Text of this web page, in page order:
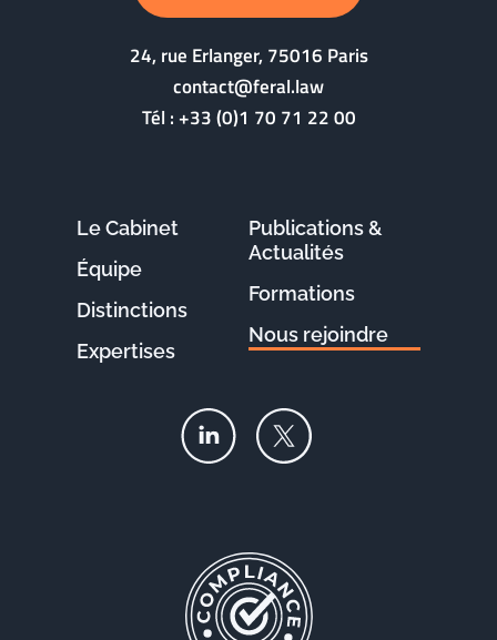
24, rue Erlanger, 75016 Paris
contact@feral.law
Tél :+33 (0)1 70 71 22 00
Le Cabinet
Équipe
Distinctions
Expertises
Publications &
Actualités
Formations
Nous rejoindre